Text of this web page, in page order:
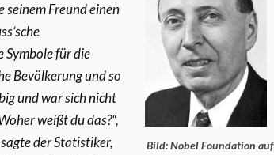
Bild: Nobel Foundation auf
Freund einen
für die
Bevölkerung und so
und war sich nicht
weißt du das?“,
sagte der Statistiker,